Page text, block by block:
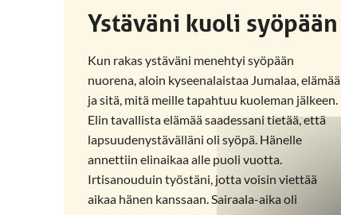
Ystäväni kuoli syöpään
Kun rakas ystäväni menehtyi syöpään
nuorena, aloin kyseenalaistaa Jumalaa, elämää
ja sitä, mitä meille tapahtuu kuoleman jälkeen.
Elin tavallista elämää saadessani tietää, että
lapsuudenystävälläni oli syöpä. Hänelle
annettiin elinaikaa alle puoli vuotta.
Irtisanouduin työstäni, jotta voisin viettää
aikaa hänen kanssaan. Sairaala-aika oli